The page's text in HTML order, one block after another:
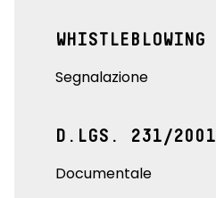
WHISTLEBLOWING
Segnalazione
D.LGS. 231/2001
Documentale